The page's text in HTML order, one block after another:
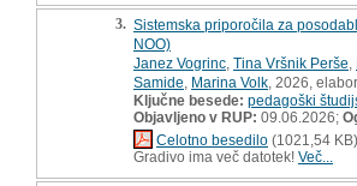
3. Sistemska priporočila za
NOO)
Janez Vogrinc Tina Vršnik Perše
Samide Marina Volk , 2026,
Ključne besede: pedagoški
Objavljeno v RUP: 09.06.2026;
Celotno besedilo (1021,54 KB)
Gradivo ima več datotek! Več...